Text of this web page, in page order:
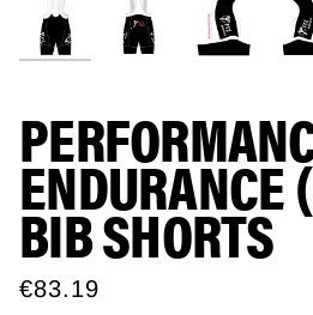
ENDURANCE
BIB SHORTS
€83.19